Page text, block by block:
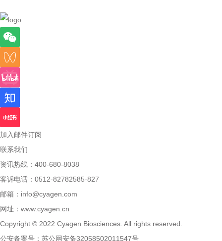
加入邮件订阅
联系我们
资讯热线：400-680-8038
客诉电话：0512-82782585-827
邮箱： info@cyagen.com
网址： www.cyagen.cn
Copyright © 2022 Cyagen Biosciences. All rights reserved.
公安备案号： 苏公网安备32058502011547号